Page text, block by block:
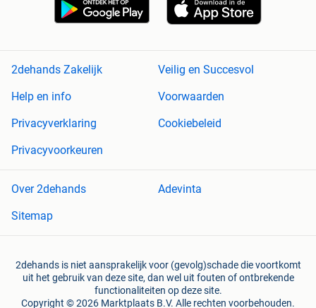
2dehands Zakelijk
Veilig en Succesvol
Help en info
Voorwaarden
Privacyverklaring
Cookiebeleid
Privacyvoorkeuren
Over 2dehands
Adevinta
Sitemap
2dehands is niet aansprakelijk voor (gevolg)schade die voortkomt
uit het gebruik van deze site, dan wel uit fouten of ontbrekende
functionaliteiten op deze site.
Copyright © 2026 Marktplaats B.V. Alle rechten voorbehouden.